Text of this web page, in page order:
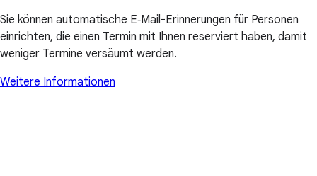
Sie können automatische E‑Mail-Erinnerungen für Personen
einrichten, die einen Termin mit Ihnen reserviert haben, damit
weniger Termine versäumt werden.
Weitere Informationen